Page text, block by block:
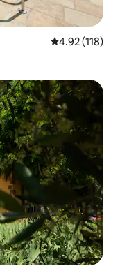
Calificación
4.92 (118)